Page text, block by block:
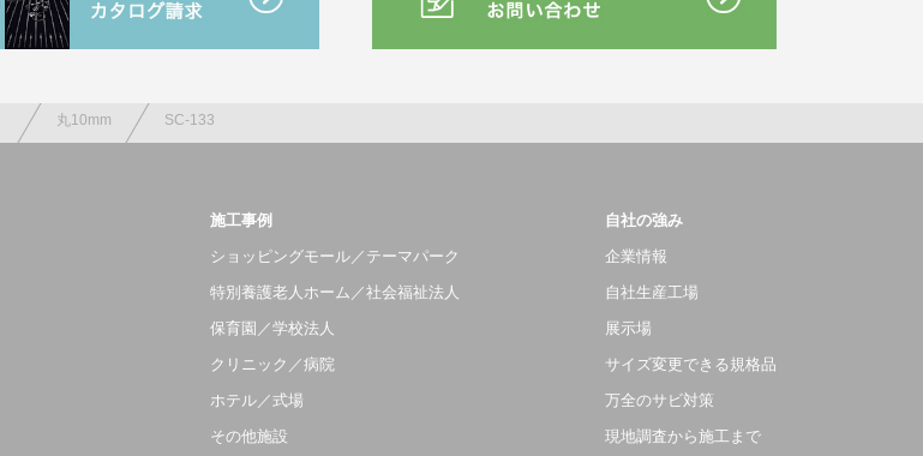
丸10mm SC-133
施工事例
ショッピングモール／テーマパーク
特別養護老人ホーム／社会福祉法人
保育園／学校法人
クリニック／病院
ホテル／式場
その他施設
自社の強み
企業情報
自社生産工場
展示場
サイズ変更できる規格品
万全のサビ対策
現地調査から施工まで